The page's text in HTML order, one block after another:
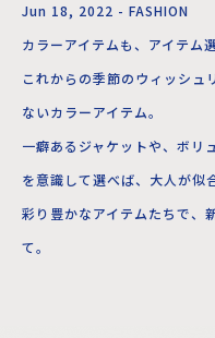
Jun 18, 2022 - FASHION
カラーアイテムも、アイテム
これからの季節のウィッシュ
ないカラーアイテム。
一癖あるジャケットや、ボリ
を意識して選べば、大人が似
彩り豊かなアイテムたちで、
て。